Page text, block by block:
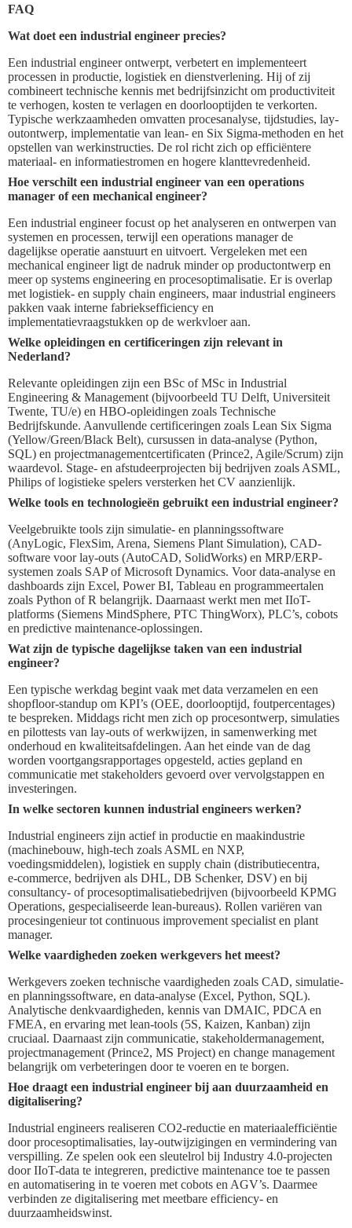
FAQ
Wat doet een industrial engineer precies?
Een industrial engineer ontwerpt, verbetert en implementeert
processen in productie, logistiek en dienstverlening. Hij of zij
combineert technische kennis met bedrijfsinzicht om productiviteit
te verhogen, kosten te verlagen en doorlooptijden te verkorten.
Typische werkzaamheden omvatten procesanalyse, tijdstudies, lay-
outontwerp, implementatie van lean- en Six Sigma-methoden en het
opstellen van werkinstructies. De rol richt zich op efficiëntere
materiaal- en informatiestromen en hogere klanttevredenheid.
Hoe verschilt een industrial engineer van een operations
manager of een mechanical engineer?
Een industrial engineer focust op het analyseren en ontwerpen van
systemen en processen, terwijl een operations manager de
dagelijkse operatie aanstuurt en uitvoert. Vergeleken met een
mechanical engineer ligt de nadruk minder op productontwerp en
meer op systems engineering en procesoptimalisatie. Er is overlap
met logistiek- en supply chain engineers, maar industrial engineers
pakken vaak interne fabrieksefficiency en
implementatievraagstukken op de werkvloer aan.
Welke opleidingen en certificeringen zijn relevant in
Nederland?
Relevante opleidingen zijn een BSc of MSc in Industrial
Engineering & Management (bijvoorbeeld TU Delft, Universiteit
Twente, TU/e) en HBO-opleidingen zoals Technische
Bedrijfskunde. Aanvullende certificeringen zoals Lean Six Sigma
(Yellow/Green/Black Belt), cursussen in data-analyse (Python,
SQL) en projectmanagementcertificaten (Prince2, Agile/Scrum) zijn
waardevol. Stage- en afstudeerprojecten bij bedrijven zoals ASML,
Philips of logistieke spelers versterken het CV aanzienlijk.
Welke tools en technologieën gebruikt een industrial engineer?
Veelgebruikte tools zijn simulatie- en planningssoftware
(AnyLogic, FlexSim, Arena, Siemens Plant Simulation), CAD-
software voor lay-outs (AutoCAD, SolidWorks) en MRP/ERP-
systemen zoals SAP of Microsoft Dynamics. Voor data-analyse en
dashboards zijn Excel, Power BI, Tableau en programmeertalen
zoals Python of R belangrijk. Daarnaast werkt men met IIoT-
platforms (Siemens MindSphere, PTC ThingWorx), PLC’s, cobots
en predictive maintenance-oplossingen.
Wat zijn de typische dagelijkse taken van een industrial
engineer?
Een typische werkdag begint vaak met data verzamelen en een
shopfloor-standup om KPI’s (OEE, doorlooptijd, foutpercentages)
te bespreken. Middags richt men zich op procesontwerp, simulaties
en pilottests van lay-outs of werkwijzen, in samenwerking met
onderhoud en kwaliteitsafdelingen. Aan het einde van de dag
worden voortgangsrapportages opgesteld, acties gepland en
communicatie met stakeholders gevoerd over vervolgstappen en
investeringen.
In welke sectoren kunnen industrial engineers werken?
Industrial engineers zijn actief in productie en maakindustrie
(machinebouw, high-tech zoals ASML en NXP,
voedingsmiddelen), logistiek en supply chain (distributiecentra,
e‑commerce, bedrijven als DHL, DB Schenker, DSV) en bij
consultancy- of procesoptimalisatiebedrijven (bijvoorbeeld KPMG
Operations, gespecialiseerde lean-bureaus). Rollen variëren van
procesingenieur tot continuous improvement specialist en plant
manager.
Welke vaardigheden zoeken werkgevers het meest?
Werkgevers zoeken technische vaardigheden zoals CAD, simulatie-
en planningssoftware, en data-analyse (Excel, Python, SQL).
Analytische denkvaardigheden, kennis van DMAIC, PDCA en
FMEA, en ervaring met lean-tools (5S, Kaizen, Kanban) zijn
cruciaal. Daarnaast zijn communicatie, stakeholdermanagement,
projectmanagement (Prince2, MS Project) en change management
belangrijk om verbeteringen door te voeren en te borgen.
Hoe draagt een industrial engineer bij aan duurzaamheid en
digitalisering?
Industrial engineers realiseren CO2-reductie en materiaalefficiëntie
door procesoptimalisaties, lay-outwijzigingen en vermindering van
verspilling. Ze spelen ook een sleutelrol bij Industry 4.0-projecten
door IIoT-data te integreren, predictive maintenance toe te passen
en automatisering in te voeren met cobots en AGV’s. Daarmee
verbinden ze digitalisering met meetbare efficiency- en
duurzaamheidswinst.